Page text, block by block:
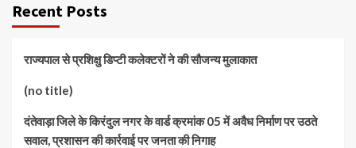
Recent Posts
राज्यपाल से प्रशिक्षु डिप्टी कलेक्टरों ने की सौजन्य मुलाकात
(no title)
दंतेवाड़ा जिले के किरंदुल नगर के वार्ड क्रमांक 05 में अवैध निर्माण पर उठते
सवाल, प्रशासन की कार्रवाई पर जनता की निगाह